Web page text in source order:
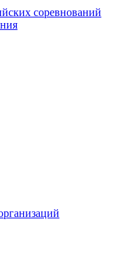
соревнований